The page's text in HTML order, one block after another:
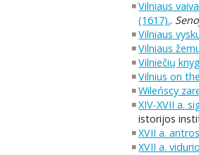
Vilniaus
(1617)..
Vilniaus
Vilniaus
Vilniečių
Vilnius on
Wileńscy
XIV-XVII a.
istorijos
XVII a.
XVII a.